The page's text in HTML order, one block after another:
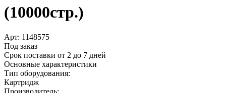
(10000стр.)
Арт: 1148575
Под заказ
Срок поставки от 2 до 7 дней
Основные характеристики
Тип оборудования:
Картридж
Производитель: